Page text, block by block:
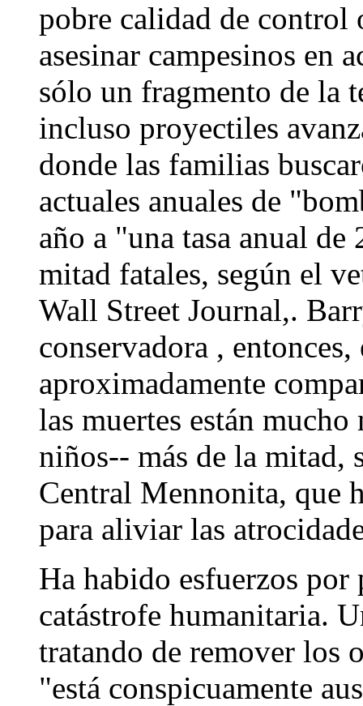
pobre calidad de control
asesinar campesinos en
sólo un fragmento de la
incluso proyectiles
donde las familias
actuales anuales de
año a "una tasa anual
mitad fatales, según el
Wall Street Journal,.
conservadora ,
aproximadamente
las muertes están mucho
niños-- más de la mitad,
Central Mennonita, que
para aliviar las
Ha habido esfuerzos
catástrofe humanitaria.
tratando de remover los
"está conspicuamente